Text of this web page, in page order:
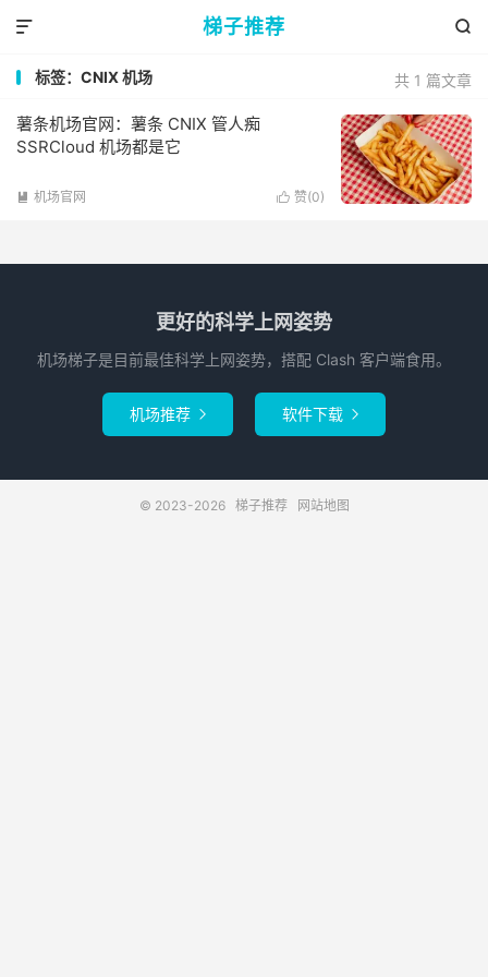
梯子推荐 

共 1 篇文章
标签：CNIX 机场
薯条机场官网：薯条 CNIX 管人痴
SSRCloud 机场都是它
 赞(0)
 机场官网
更好的科学上网姿势
机场梯子是目前最佳科学上网姿势，搭配 Clash 客户端食用。
机场推荐  软件下载 
© 2023-2026 梯子推荐 网站地图